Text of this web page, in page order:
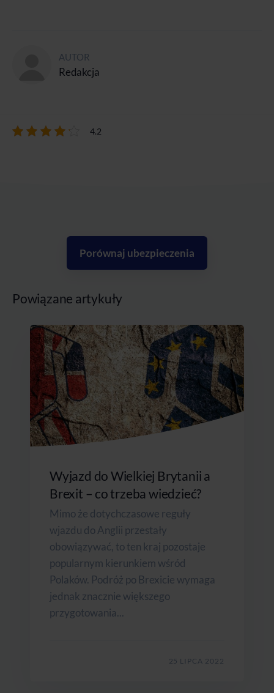
AUTOR
Redakcja
4.2
Porównaj ubezpieczenia
Powiązane artykuły
Wyjazd do Wielkiej Brytanii a
Brexit – co trzeba wiedzieć?
Mimo że dotychczasowe reguły
wjazdu do Anglii przestały
obowiązywać, to ten kraj pozostaje
popularnym kierunkiem wśród
Polaków. Podróż po Brexicie wymaga
jednak znacznie większego
przygotowania...
25 LIPCA 2022